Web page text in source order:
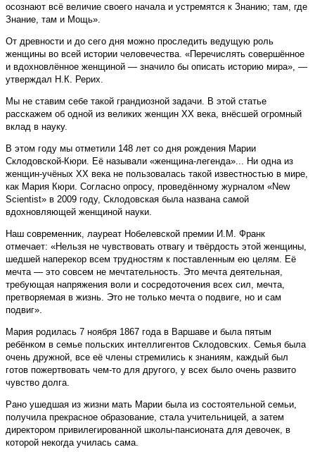
осознают всё величие своего начала и устремятся к Знанию; там, где
Знание, там и Мощь».
От древности и до сего дня можно проследить ведущую роль
женщины во всей истории человечества. «Перечислять совершённое
и вдохновлённое женщиной — значило бы описать историю мира», —
утверждал Н.К. Рерих.
Мы не ставим себе такой грандиозной задачи. В этой статье
расскажем об одной из великих женщин XX века, внёсшей огромный
вклад в науку.
В этом году мы отметили 148 лет со дня рождения Марии
Склодовской-Кюри. Её называли «женщина-легенда»... Ни одна из
женщин-учёных XX века не пользовалась такой известностью в мире,
как Мария Кюри. Согласно опросу, проведённому журналом «New
Scientist» в 2009 году, Склодовская была названа самой
вдохновляющей женщиной науки.
Наш современник, лауреат Нобелевской премии И.М. Франк
отмечает: «Нельзя не чувствовать отвагу и твёрдость этой женщины,
шедшей наперекор всем трудностям к поставленным ею целям. Её
мечта — это совсем не мечтательность. Это мечта деятельная,
требующая напряжения воли и сосредоточения всех сил, мечта,
претворяемая в жизнь. Это не только мечта о подвиге, но и сам
подвиг».
Мария родилась 7 ноября 1867 года в Варшаве и была пятым
ребёнком в семье польских интеллигентов Склодовских. Семья была
очень дружной, все её члены стремились к знаниям, каждый был
готов пожертвовать чем-то для другого, у всех было очень развито
чувство долга.
Рано ушедшая из жизни мать Марии была из состоятельной семьи,
получила прекрасное образование, стала учительницей, а затем
директором привилегированной школы-пансионата для девочек, в
которой некогда училась сама.